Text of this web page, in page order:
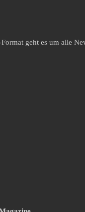
geht es um alle